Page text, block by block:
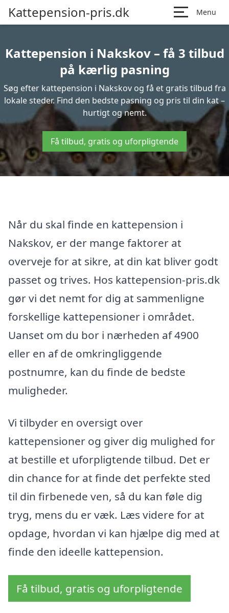
Kattepension-pris.dk Menu
Kattepension i Nakskov – få 3 tilbud
på kærlig pasning
Søg efter kattepension i Nakskov og få et gratis tilbud fra
lokale steder. Find den bedste pasning og pris til din kat –
hurtigt og nemt.
Få tilbud, gratis og uforpligtende
Når du skal finde en kattepension i
Nakskov, er der mange faktorer at
overveje for at sikre, at din kat bliver godt
passet og trives. Hos kattepension-pris.dk
gør vi det nemt for dig at sammenligne
forskellige kattepensioner i området.
Uanset om du bor i nærheden af 4900
eller en af de omkringliggende
postnumre, kan du finde de bedste
muligheder.
Vi tilbyder en oversigt over
kattepensioner og giver dig mulighed for
at bestille et uforpligtende tilbud. Det er
din chance for at finde det perfekte sted
til din firbenede ven, så du kan føle dig
tryg, mens du er væk. Læs videre for at
opdage, hvordan vi kan hjælpe dig med at
finde den ideelle kattepension.
Få tilbud, gratis og uforpligtende